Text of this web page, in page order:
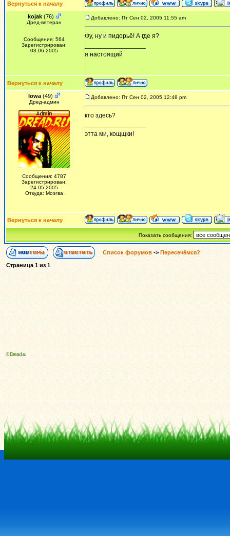
Вернуться к началу
kojak(76)
Дред-ветеран
Сообщения: 564
Зарегистрирован:
03.06.2005
Добавлено: Пт Сен 02, 2005 11:55 am
Фу, ну и пидорьё! А где я?
я настоящий
Вернуться к началу
Iowa (49)
Дред-админ
Сообщения: 4787
Зарегистрирован:
24.05.2005
Откуда: Мозгва
Добавлено: Пт Сен 02, 2005 12:48 pm
кто здесь?
этта ми, кощщки!
Вернуться к началу
Показать сообщения:
Список форумов -> Пересечёмся?
Страница 1из 1
© Dread.ru